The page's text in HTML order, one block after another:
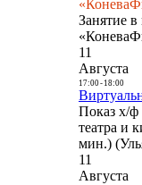
Занятие
11
Августа
17:00- 18:00
Показ х/ф
театра и
мин.)
11
Августа